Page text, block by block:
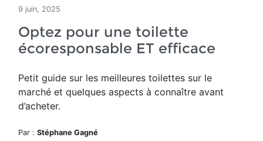
9 juin, 2025
Optez pour une toilette
écoresponsable ET efficace
Petit guide sur les meilleures toilettes sur le
marché et quelques aspects à connaître avant
d’acheter.
Par : Stéphane Gagné